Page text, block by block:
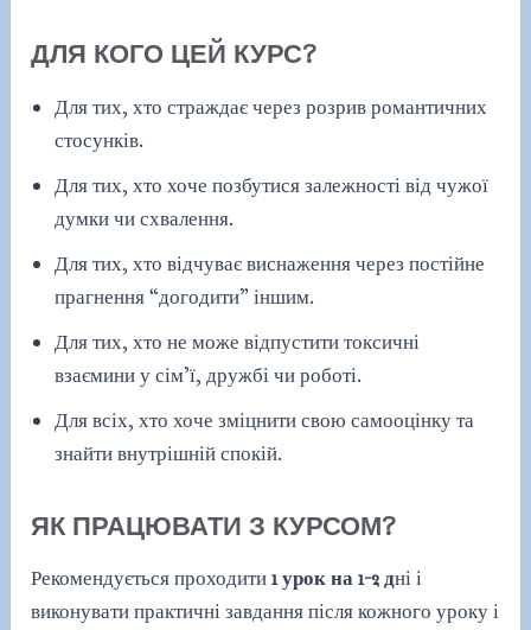
ДЛЯ КОГО ЦЕЙ КУРС?
Для тих, хто страждає через розрив романтичних
стосунків.
Для тих, хто хоче позбутися залежності від чужої
думки чи схвалення.
Для тих, хто відчуває виснаження через постійне
прагнення “догодити” іншим.
Для тих, хто не може відпустити токсичні
взаємини у сім’ї, дружбі чи роботі.
Для всіх, хто хоче зміцнити свою самооцінку та
знайти внутрішній спокій.
ЯК ПРАЦЮВАТИ З КУРСОМ?
Рекомендується проходити1 урок на 1-2 дні і
виконувати практичні завдання після кожного уроку і